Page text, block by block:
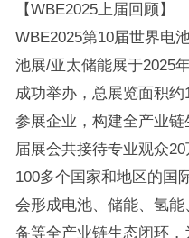
【WBE2025上届回顾】
WBE2025第10届世界电
池展/亚太储能展于2025
成功举办，总展览面积
参展企业，构建全产业
届展会共接待专业观众
100多个国家和地区的国
会形成电池、储能、氢
备等全产业链生态闭环